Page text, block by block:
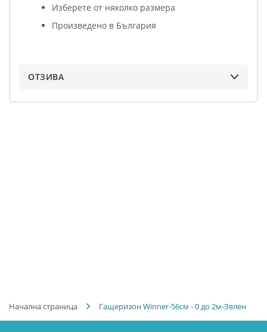
Начална страница Гащеризон Winner-56см - 0 до 2м-Зелен
Изберете от няколко размера
Произведено в България
ОТЗИВА